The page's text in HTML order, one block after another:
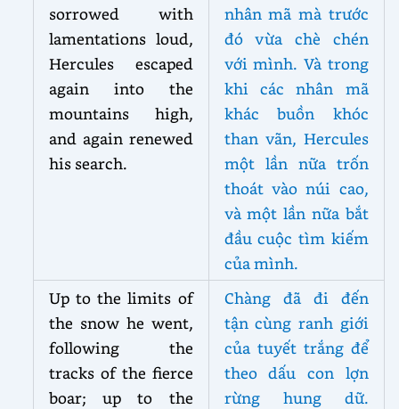
sorrowed with
lamentations loud,
Hercules escaped
again into the
mountains high,
and again renewed
his search.
nhân mã mà trước
đó vừa chè chén
với mình. Và trong
khi các nhân mã
khác buồn khóc
than vãn, Hercules
một lần nữa trốn
thoát vào núi cao,
và một lần nữa bắt
đầu cuộc tìm kiếm
của mình.
Up to the limits of
the snow he went,
following the
tracks of the fierce
boar; up to the
Chàng đã đi đến
tận cùng ranh giới
của tuyết trắng để
theo dấu con lợn
rừng hung dữ.